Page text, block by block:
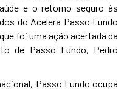
e o retorno seguro às
do Acelera Passo Fundo
foi uma ação acertada da
de Passo Fundo, Pedro
Passo Fundo ocupa